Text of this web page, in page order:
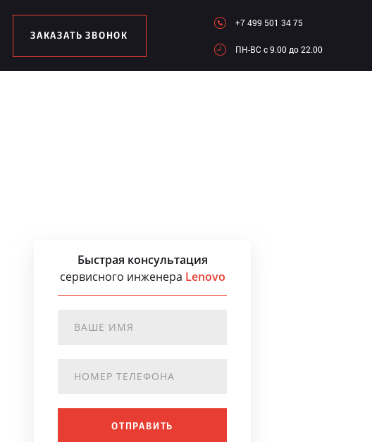
ЗАКАЗАТЬ ЗВОНОК
+7 499 501 34 75
ПН-ВC c 9.00 до 22.00
Быстрая консультация
сервисного инженера Lenovo
ОТПРАВИТЬ